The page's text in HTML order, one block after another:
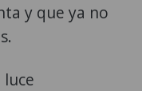
y que ya no